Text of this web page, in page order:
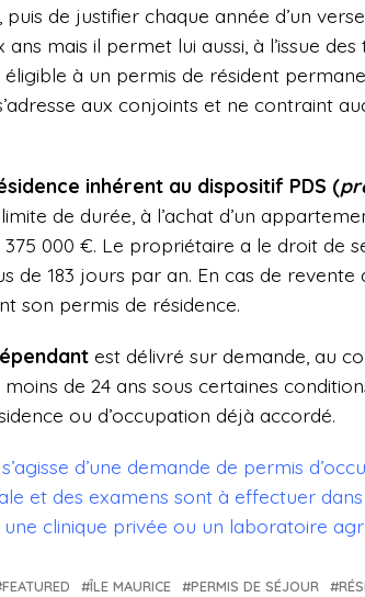
puis de justifier chaque année d’un
mais il permet lui aussi, à l’issue
éligible à un permis de résident
aux conjoints et ne contraint
inhérent au dispositif PDS (
de durée, à l’achat d’un
000 €. Le propriétaire a le droit de
de 183 jours par an. En cas de revente
son permis de résidence.
est délivré sur demande, au
de 24 ans sous certaines
ou d’occupation déjà accordé.
s’agisse d’une demande de permis
et des examens sont à effectuer
une clinique privée ou un laboratoire
FEATURED ÎLE MAURICE PERMIS DE SÉJOUR